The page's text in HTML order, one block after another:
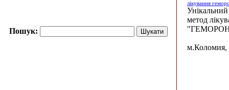
Пошук:
лікування
Унікальний
метод
м.Коломия,